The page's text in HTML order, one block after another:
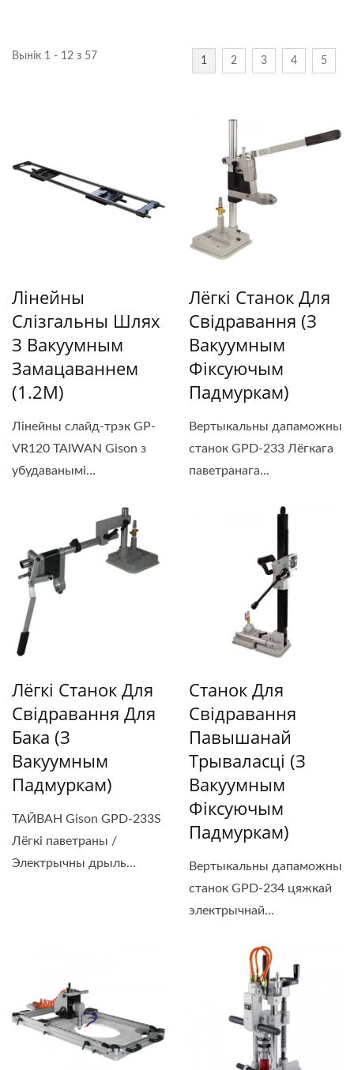
Вынік 1 - 12 з 57 1 2 3 4 5
Лінейны
Слізгальны Шлях
З Вакуумным
Замацаваннем
(1.2М)
Лінейны слайд-трэк GP-
VR120 TAIWAN Gison з
убудаванымі
Лёгкі Станок Для
Свідравання (з
Вакуумным
Фіксуючым
Падмуркам)
Вертыкальны дапаможны
станок GPD-233 Лёгкага
паветранага...
Лёгкі Станок Для
Свідравання Для
Бака (з
Вакуумным
Падмуркам)
ТАЙВАН Gison GPD-233S
Лёгкі паветраны /
Электрычны дрыль...
Станок Для
Свідравання
Павышанай
Трываласці (з
Вакуумным
Фіксуючым
Падмуркам)
Вертыкальны дапаможны
станок GPD-234 цяжкай
электрычнай...